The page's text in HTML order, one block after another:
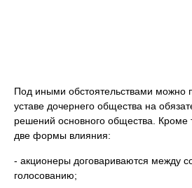
Под иными обстоятельствами можно
уставе дочернего общества на
решений основного общества.
две формы влияния:
- акционеры договариваются между
голосованию;